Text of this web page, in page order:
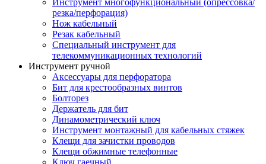
Инструмент многофункциональный (опрессовка/
резка/перфорация)
Нож кабельный
Резак кабельный
Специальный инструмент для
телекоммуникационных технологий
Инструмент ручной
Аксессуары для перфоратора
Бит для крестообразных винтов
Болторез
Держатель для бит
Динамометрический ключ
Инструмент монтажный для кабельных стяжек
Клещи для зачистки проводов
Клещи обжимные телефонные
Ключ гаечный